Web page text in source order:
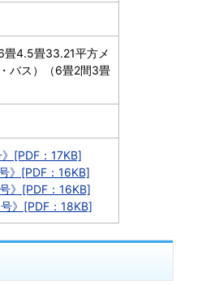
畳4.5畳33.21平方メ
バス）（6畳2間3畳
[PDF：17KB]
》[PDF：16KB]
》[PDF：16KB]
》[PDF：18KB]